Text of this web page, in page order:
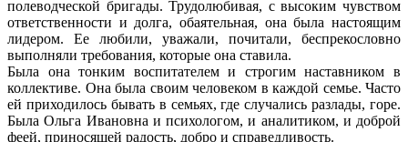
полеводческой бригады. Трудолюбивая, с высоким чувством
ответственности и долга, обаятельная, она была настоящим
лидером. Ее любили, уважали, почитали, беспрекословно
выполняли требования, которые она ставила.
Была она тонким воспитателем и строгим наставником в
коллективе. Она была своим человеком в каждой семье. Часто
ей приходилось бывать в семьях, где случались разлады, горе.
Была Ольга Ивановна и психологом, и аналитиком, и доброй
феей, приносящей радость, добро и справедливость.